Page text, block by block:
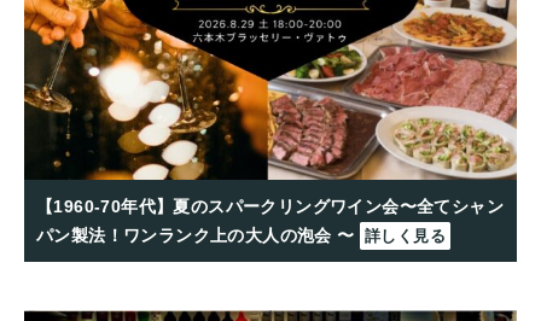
【1960-70年代】夏のスパークリングワイン会〜全てシャン
パン製法！ワンランク上の大人の泡会 〜 詳しく見る